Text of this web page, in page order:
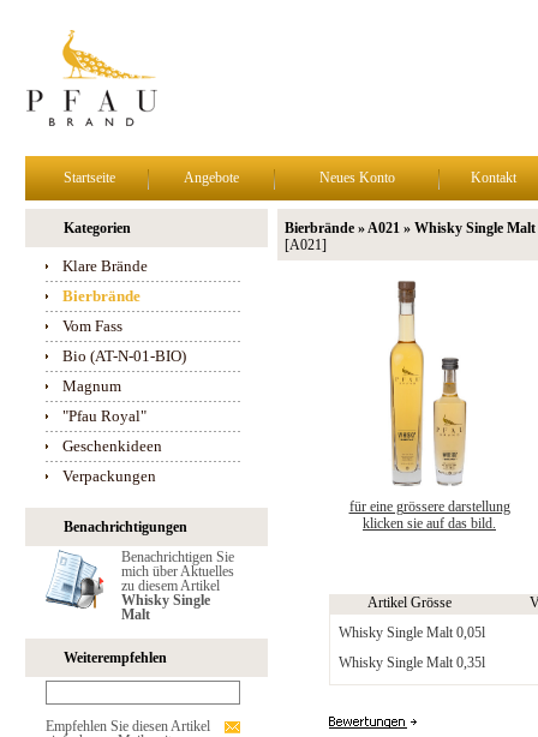
Startseite Angebote Neues Konto Kontakt
Kategorien
Klare Brände
Bierbrände
Vom Fass
Bio (AT-N-01-BIO)
Magnum
"Pfau Royal"
Geschenkideen
Verpackungen
Benachrichtigungen
Benachrichtigen Sie
mich über Aktuelles
zu diesem Artikel
Whisky Single
Malt
Weiterempfehlen
Empfehlen Sie diesen Artikel
Bierbrände » A021 » Whisky Single Malt
[A021]
für eine grössere darstellung
klicken sie auf das bild.
Artikel Grösse
Whisky Single Malt 0,05l
Whisky Single Malt 0,35l